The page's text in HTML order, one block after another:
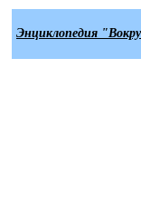
Энциклопедия